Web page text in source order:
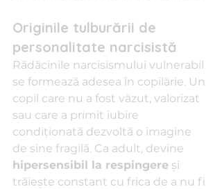
Originile tulburării de
personalitate narcisistă
Rădăcinile narcisismului vulnerabil
se formează adesea în copilărie. Un
copil care nu a fost văzut, valorizat
sau care a primit iubire
condiționată dezvoltă o imagine
de sine fragilă. Ca adult, devine
hipersensibil la respingere și
trăiește constant cu frica de a nu fi